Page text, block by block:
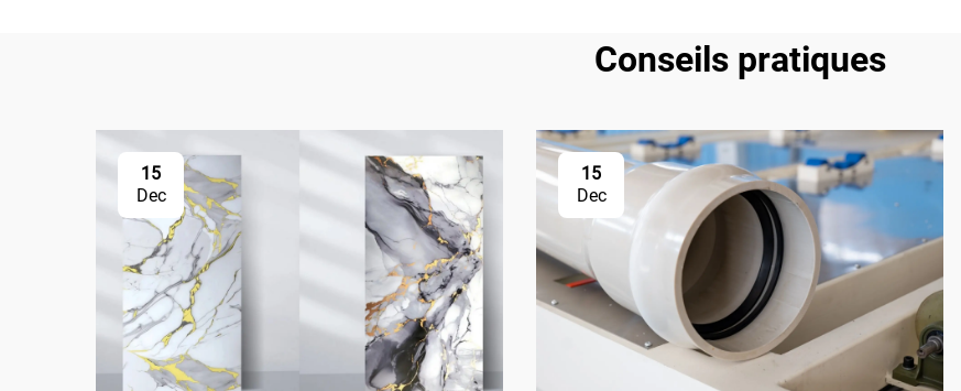
Conseils pratiques
15
Dec
15
Dec